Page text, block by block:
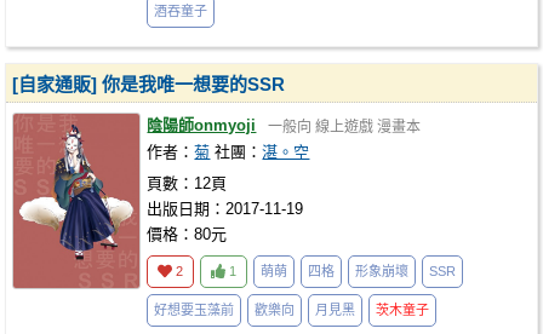
酒吞童子
[自家通販] 你是我唯一想要的SSR
陰陽師onmyoji 一般向 線上遊戲 漫畫本
作者：菊 社團：湛。空
頁數：12頁
出版日期：2017-11-19
價格：80元
2 1 萌萌 四格 形象崩壞 SSR
好想要玉藻前 歡樂向 月見黑 茨木童子